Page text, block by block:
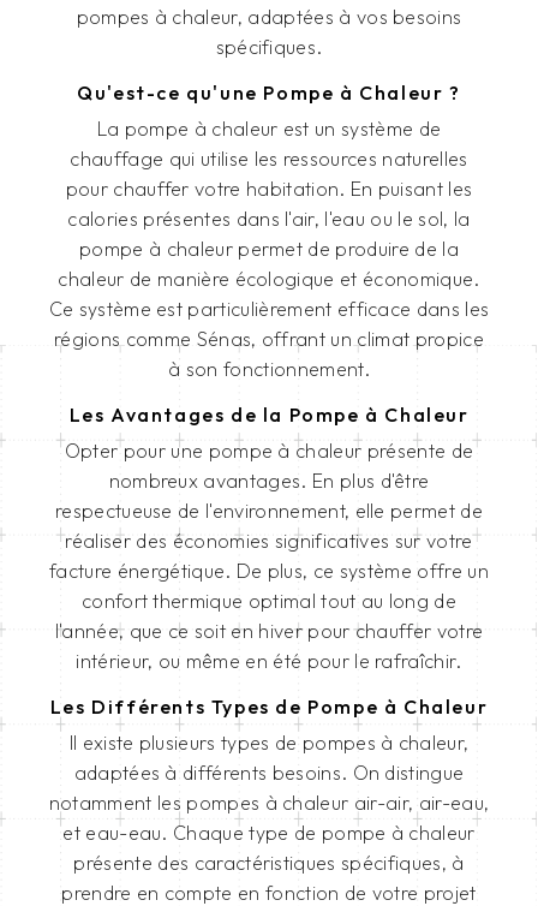
pompes à chaleur, adaptées à vos besoins
spécifiques.
Qu'est-ce qu'une Pompe à Chaleur ?
La pompe à chaleur est un système de
chauffage qui utilise les ressources naturelles
pour chauffer votre habitation. En puisant les
calories présentes dans l'air, l'eau ou le sol, la
pompe à chaleur permet de produire de la
chaleur de manière écologique et économique.
Ce système est particulièrement efficace dans les
régions comme Sénas, offrant un climat propice
à son fonctionnement.
Les Avantages de la Pompe à Chaleur
Opter pour une pompe à chaleur présente de
nombreux avantages. En plus d'être
respectueuse de l'environnement, elle permet de
réaliser des économies significatives sur votre
facture énergétique. De plus, ce système offre un
confort thermique optimal tout au long de
l'année, que ce soit en hiver pour chauffer votre
intérieur, ou même en été pour le rafraîchir.
Les Différents Types de Pompe à Chaleur
Il existe plusieurs types de pompes à chaleur,
adaptées à différents besoins. On distingue
notamment les pompes à chaleur air-air, air-eau,
et eau-eau. Chaque type de pompe à chaleur
présente des caractéristiques spécifiques, à
prendre en compte en fonction de votre projet